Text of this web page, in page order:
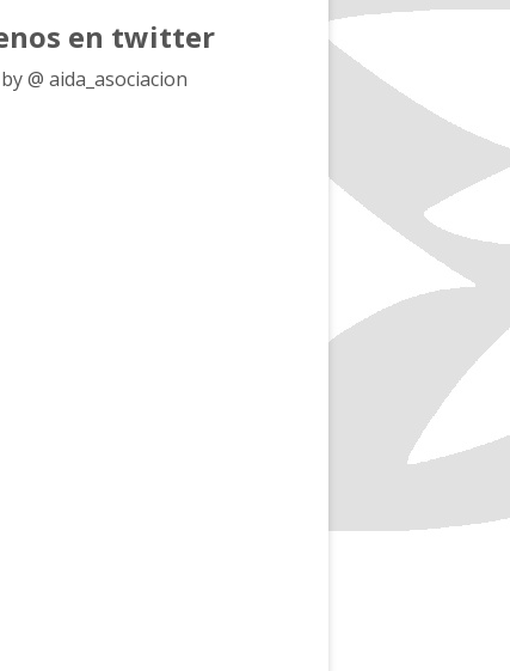
en twitter
@ aida_asociacion